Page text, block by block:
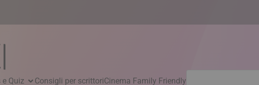
e Quiz Consigli per scrittoriCinema Family Friendly